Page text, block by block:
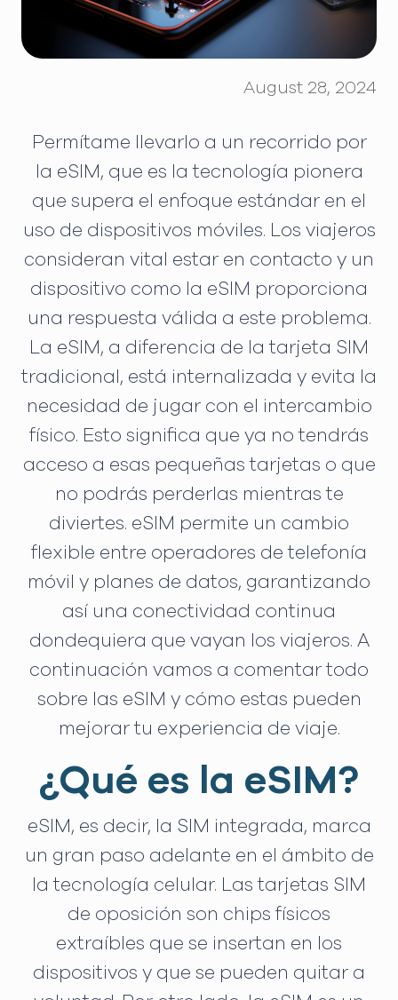
August 28, 2024
Permítame llevarlo a un recorrido por
la eSIM, que es la tecnología pionera
que supera el enfoque estándar en el
uso de dispositivos móviles. Los viajeros
consideran vital estar en contacto y un
dispositivo como la eSIM proporciona
una respuesta válida a este problema.
La eSIM, a diferencia de la tarjeta SIM
tradicional, está internalizada y evita la
necesidad de jugar con el intercambio
físico. Esto significa que ya no tendrás
acceso a esas pequeñas tarjetas o que
no podrás perderlas mientras te
diviertes. eSIM permite un cambio
flexible entre operadores de telefonía
móvil y planes de datos, garantizando
así una conectividad continua
dondequiera que vayan los viajeros. A
continuación vamos a comentar todo
sobre las eSIM y cómo estas pueden
mejorar tu experiencia de viaje.
¿Qué es la eSIM?
eSIM, es decir, la SIM integrada, marca
un gran paso adelante en el ámbito de
la tecnología celular. Las tarjetas SIM
de oposición son chips físicos
extraíbles que se insertan en los
dispositivos y que se pueden quitar a